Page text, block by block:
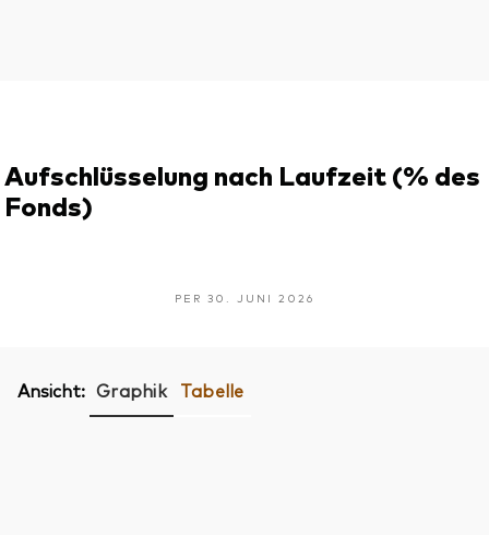
Aufschlüsselung nach Laufzeit (% des
Fonds)
PER 30. JUNI 2026
Ansicht: Graphik Tabelle